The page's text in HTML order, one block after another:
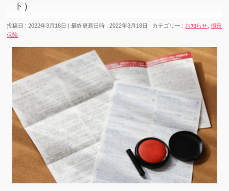
ト）
投稿日 : 2022年3月18日 最終更新日時 : 2022年3月18日 カテゴリー : お知らせ ,損害
保険